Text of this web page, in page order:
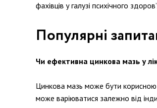
фахівців у галузі психічного
Популярні
Чи ефективна цинкова мазь у
Цинкова мазь може бути корисною у
може варіюватися залежно від